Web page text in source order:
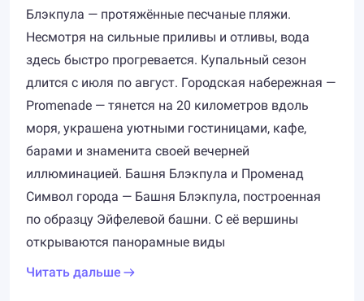
Блэкпула — протяжённые песчаные пляжи.
Несмотря на сильные приливы и отливы, вода
здесь быстро прогревается. Купальный сезон
длится с июля по август. Городская набережная —
Promenade — тянется на 20 километров вдоль
моря, украшена уютными гостиницами, кафе,
барами и знаменита своей вечерней
иллюминацией. Башня Блэкпула и Променад
Символ города — Башня Блэкпула, построенная
по образцу Эйфелевой башни. С её вершины
открываются панорамные виды
Читать дальше